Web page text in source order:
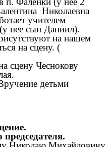
Николаевна
учителем
нее сын Даниил).
на нашем
на сцену. (
сцену Чеснокову
детьми